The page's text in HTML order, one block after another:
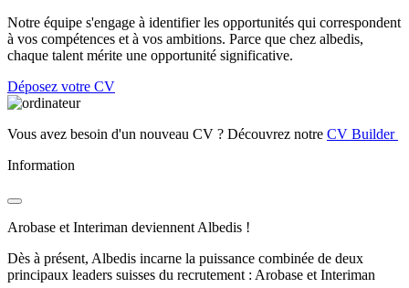
Notre équipe s'engage à identifier les opportunités qui correspondent
à vos compétences et à vos ambitions. Parce que chez albedis,
chaque talent mérite une opportunité significative.
Déposez votre CV
Vous avez besoin d'un nouveau CV ? Découvrez notre CV Builder
Information
Arobase et Interiman deviennent Albedis !
Dès à présent, Albedis incarne la puissance combinée de deux
principaux leaders suisses du recrutement : Arobase et Interiman